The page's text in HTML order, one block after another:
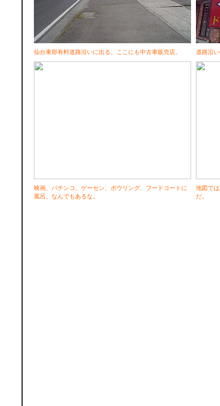
仙台東部有料道路沿いに出る。ここにも中古車販売店。 道路沿
映画、パチンコ、ゲーセン、ボウリング、フードコートに
風呂。なんでもあるな。
地図で
だ。